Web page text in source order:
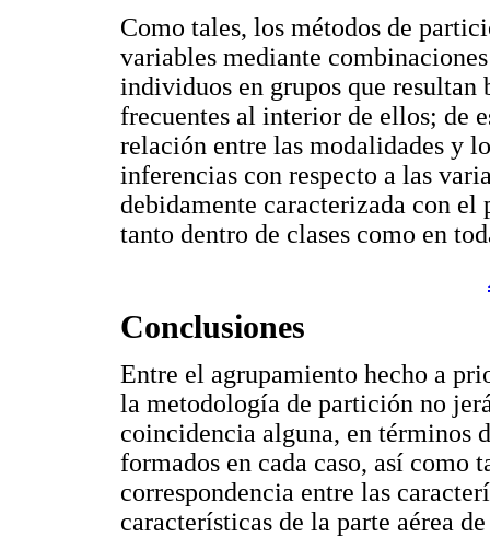
Como tales, los métodos de
variables mediante
individuos en grupos que
frecuentes al interior de ellos; de
relación entre las modalidades y
inferencias con respecto a las
debidamente caracterizada con
tanto dentro de clases como en
Conclusiones
Entre el agrupamiento hecho a
la metodología de partición no
coincidencia alguna, en términos
formados en cada caso, así como
correspondencia entre las
características de la parte aérea